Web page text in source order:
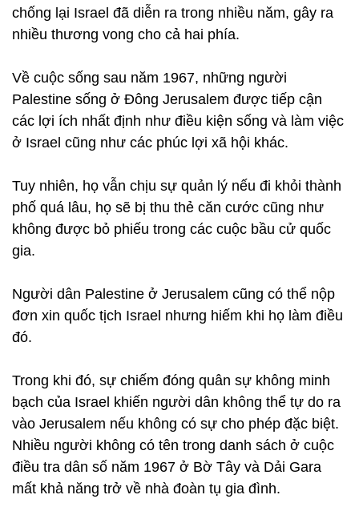
chống lại Israel đã diễn ra trong nhiều năm, gây ra
nhiều thương vong cho cả hai phía.
Về cuộc sống sau năm 1967, những người
Palestine sống ở Đông Jerusalem được tiếp cận
các lợi ích nhất định như điều kiện sống và làm việc
ở Israel cũng như các phúc lợi xã hội khác.
Tuy nhiên, họ vẫn chịu sự quản lý nếu đi khỏi thành
phố quá lâu, họ sẽ bị thu thẻ căn cước cũng như
không được bỏ phiếu trong các cuộc bầu cử quốc
gia.
Người dân Palestine ở Jerusalem cũng có thể nộp
đơn xin quốc tịch Israel nhưng hiếm khi họ làm điều
đó.
Trong khi đó, sự chiếm đóng quân sự không minh
bạch của Israel khiến người dân không thể tự do ra
vào Jerusalem nếu không có sự cho phép đặc biệt.
Nhiều người không có tên trong danh sách ở cuộc
điều tra dân số năm 1967 ở Bờ Tây và Dải Gara
mất khả năng trở về nhà đoàn tụ gia đình.